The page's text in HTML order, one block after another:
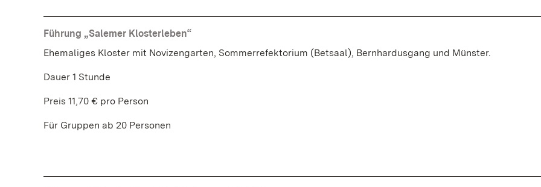
Führung „Salemer Klosterleben“
Ehemaliges Kloster mit Novizengarten, Sommerrefektorium (Betsaal), Bernhardusgang und Münster.
Dauer 1 Stunde
Preis 11,70 € pro Person
Für Gruppen ab 20 Personen